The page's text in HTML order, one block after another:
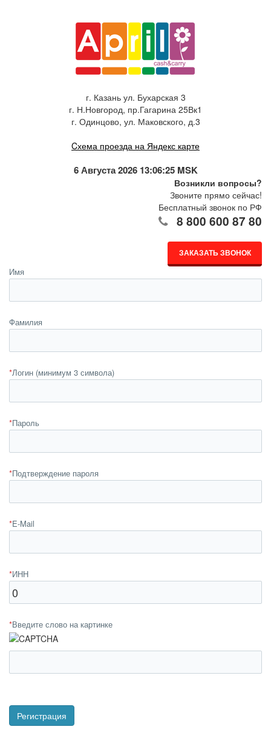
г. Казань ул. Бухарская 3
г. Н.Новгород, пр.Гагарина 25Вк1
г. Одинцово, ул. Маковского, д.3
Cхема проезда на Яндекс карте
6 Августа 2026 13:06:25 MSK
Возникли вопросы?
Звоните прямо сейчас!
Бесплатный звонок по РФ
8 800 600 87 80
ЗАКАЗАТЬ ЗВОНОК
Имя
Фамилия
*Логин (минимум 3 символа)
*Пароль
*Подтверждение пароля
*E-Mail
*ИНН
*Введите слово на картинке